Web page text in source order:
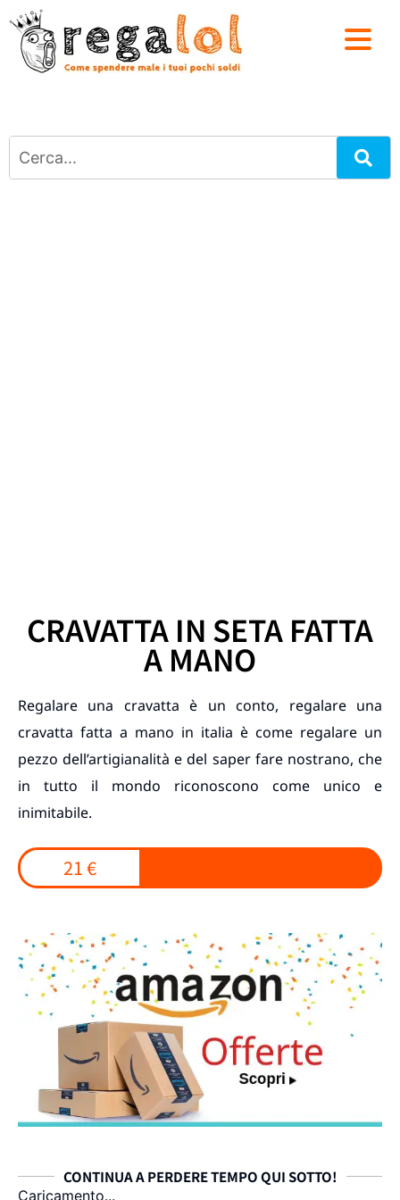
CRAVATTA IN SETA FATTA
A MANO
Regalare una cravatta è un conto, regalare una
cravatta fatta a mano in italia è come regalare un
pezzo dell’artigianalità e del saper fare nostrano, che
in tutto il mondo riconoscono come unico e
inimitabile.
21 €
CONTINUA A PERDERE TEMPO QUI SOTTO!
Caricamento...